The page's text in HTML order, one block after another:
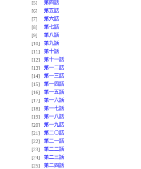
[5]
第四話
[6]
第五話
[7]
第六話
[8]
第七話
[9]
第八話
[10]
第九話
[11]
第十話
[12]
第十一話
[13]
第一二話
[14]
第一三話
[15]
第一四話
[16]
第一五話
[17]
第一六話
[18]
第一七話
[19]
第一八話
[20]
第一九話
[21]
第二〇話
[22]
第二一話
[23]
第二二話
[24]
第二三話
[25]
第二四話